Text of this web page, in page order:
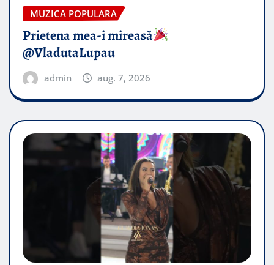
MUZICA POPULARA
Prietena mea-i mireasă​
@VladutaLupau
admin aug. 7, 2026